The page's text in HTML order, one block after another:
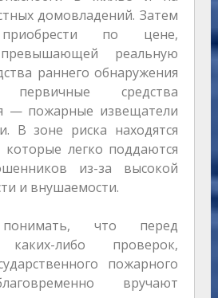
домовладений. Затем
по цене,
реальную
раннего обнаружения
средства
— пожарные извещатели
В зоне риска находятся
легко поддаются
из-за высокой
и внушаемости.
что перед
каких-либо проверок,
пожарного
вручают